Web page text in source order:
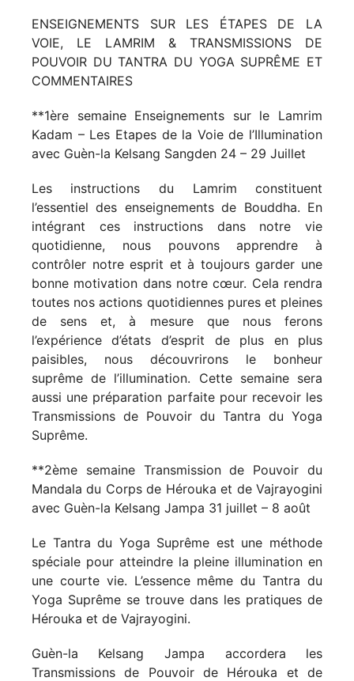
ENSEIGNEMENTS SUR LES ÉTAPES DE LA
VOIE, LE LAMRIM& TRANSMISSIONS DE
POUVOIR DU TANTRA DU YOGA SUPRÊME ET
COMMENTAIRES
**1ère semaine Enseignements sur le Lamrim
Kadam – Les Etapes de la Voie de l’Illumination
avec Guèn-la Kelsang Sangden 24 – 29 Juillet
Les instructions du Lamrim constituent
l’essentiel des enseignements de Bouddha. En
intégrant ces instructions dans notre vie
quotidienne, nous pouvons apprendre à
contrôler notre esprit et à toujours garder une
bonne motivation dans notre cœur. Cela rendra
toutes nos actions quotidiennes pures et pleines
de sens et, à mesure que nous ferons
l’expérience d’états d’esprit de plus en plus
paisibles, nous découvrirons le bonheur
suprême de l’illumination. Cette semaine sera
aussi une préparation parfaite pour recevoir les
Transmissions de Pouvoir du Tantra du Yoga
Suprême.
**2ème semaine Transmission de Pouvoir du
Mandala du Corps de Hérouka et de Vajrayogini
avec Guèn-la Kelsang Jampa 31 juillet – 8 août
Le Tantra du Yoga Suprême est une méthode
spéciale pour atteindre la pleine illumination en
une courte vie. L’essence même du Tantra du
Yoga Suprême se trouve dans les pratiques de
Hérouka et de Vajrayogini.
Guèn-la Kelsang Jampa accordera les
Transmissions de Pouvoir de Hérouka et de